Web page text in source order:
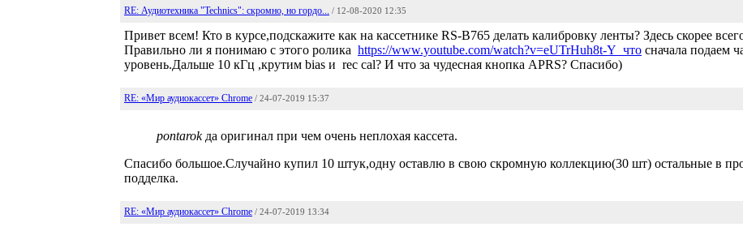
RE: Аудиотехника "Technics": скромно, но гордо... / 12-08-2020 12:35
Привет всем! Кто в курсе,подскажите как на кассетнике RS-B765 делать калибровку ленты? Здесь скорее
Правильно ли я понимаю с этого ролика https://www.youtube.com/watch?v=eUTrHuh8t-Y что сначала подаем
уровень.Дальше 10 кГц ,крутим bias и rec cal? И что за чудесная кнопка APRS? Спасибо)
RE: «Мир аудиокассет» Chrome / 24-07-2019 15:37
pontarokда оригинал при чем очень неплохая кассета.
Спасибо большое.Случайно купил 10 штук,одну оставлю в свою скромную коллекцию(30 шт) остальные в
подделка.
RE: «Мир аудиокассет» Chrome / 24-07-2019 13:34